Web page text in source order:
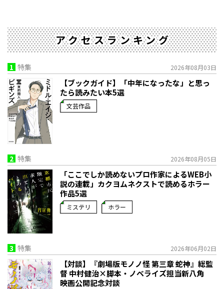
アクセスランキング
1 特集 2026年08月03日
【ブックガイド】「中年になったな」と思っ
たら読みたい本5選
文芸作品
2 特集 2026年08月05日
「ここでしか読めないプロ作家によるWEB小
説の連載」――カクヨムネクストで読めるホラー
作品5選
ミステリ ホラー
3 特集 2026年06月02日
【対談】『劇場版モノノ怪 第三章 蛇神』総監
督 中村健治×脚本・ノベライズ担当新八角
映画公開記念対談